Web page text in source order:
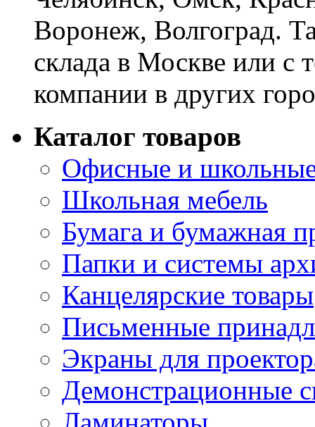
Воронеж, Волгоград.
склада в Москве или с
компании в других
Каталог товаров
Офисные и
Школьная мебель
Бумага и бумажная
Папки и системы
Канцелярские товары
Письменные
Экраны для
Демонстрационные